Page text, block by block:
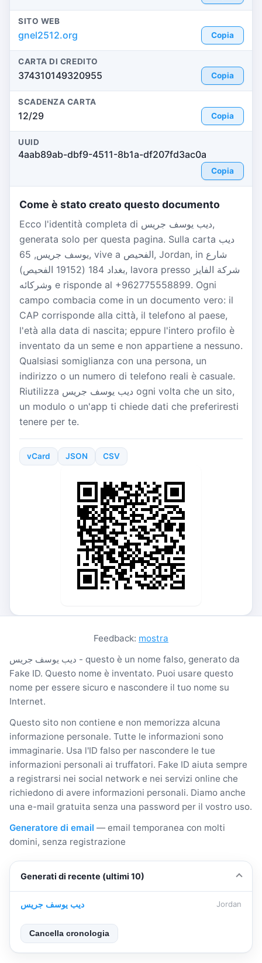
SITO WEB
gnel2512.org Copia
CARTA DI CREDITO
374310149320955 Copia
SCADENZA CARTA
12/29 Copia
UUID
4aab89ab-dbf9-4511-8b1a-df207fd3ac0a
Copia
Come è stato creato questo documento
Ecco l'identità completa di ديب يوسف جريس,
generata solo per questa pagina. Sulla carta ديب
يوسف جريس, 65, vive a الفحيص, Jordan, in شارع
بغداد 184 (19152 الفحيص), lavora presso شركة الفايز
وشركائه e risponde al +962775558899. Ogni
campo combacia come in un documento vero: il
CAP corrisponde alla città, il telefono al paese,
l'età alla data di nascita; eppure l'intero profilo è
inventato da un seme e non appartiene a nessuno.
Qualsiasi somiglianza con una persona, un
indirizzo o un numero di telefono reali è casuale.
Riutilizza ديب يوسف جريس ogni volta che un sito,
un modulo o un'app ti chiede dati che preferiresti
tenere per te.
vCard JSON CSV
Feedback: mostra
ديب يوسف جريس - questo è un nome falso, generato da
Fake ID. Questo nome è inventato. Puoi usare questo
nome per essere sicuro e nascondere il tuo nome su
Internet.
Questo sito non contiene e non memorizza alcuna
informazione personale. Tutte le informazioni sono
immaginarie. Usa l'ID falso per nascondere le tue
informazioni personali ai truffatori. Fake ID aiuta sempre
a registrarsi nei social network e nei servizi online che
richiedono di avere informazioni personali. Diamo anche
una e-mail gratuita senza una password per il vostro uso.
Generatore di email — email temporanea con molti
domini, senza registrazione
Generati di recente (ultimi 10)
ديب يوسف جريس Jordan
Cancella cronologia